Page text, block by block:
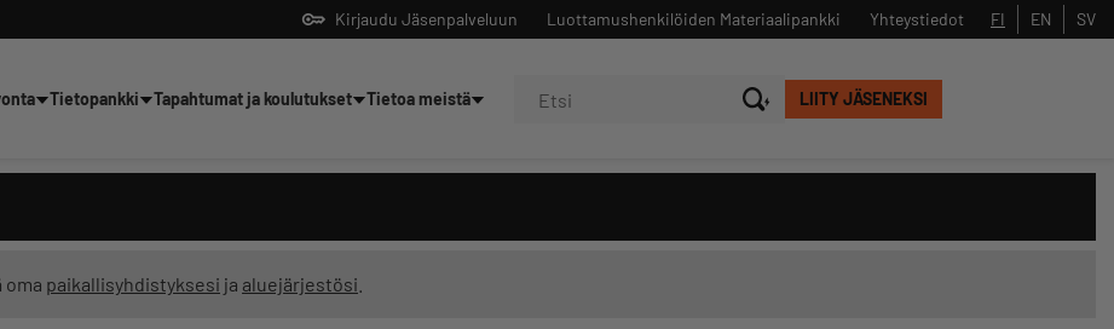
Kirjaudu Jäsenpalveluun Yhteystiedot
Luottamushenkilöiden Materiaalipankki FI EN SV
LIITY JÄSENEKSI
Tietopankki Tapahtumat ja koulutukset Tietoa meistä
oma paikallisyhdistyksesi ja aluejärjestösi
Sulje
Yrittäjien tekoälyltä